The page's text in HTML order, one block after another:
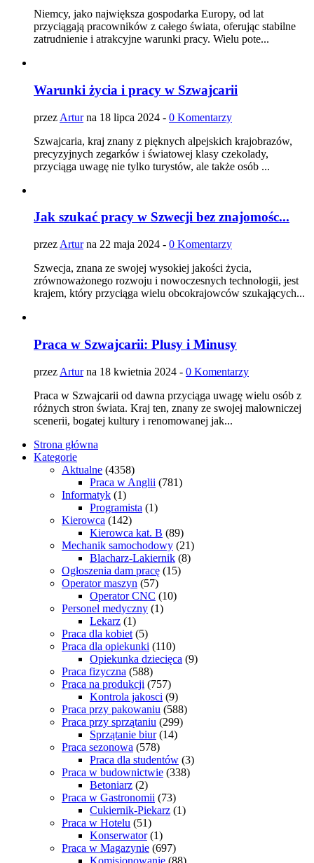
Niemcy, jako największa gospodarka Europy, od lat
przyciągają pracowników z całego świata, oferując stabilne
zatrudnienie i atrakcyjne warunki pracy. Wielu pote...
Warunki życia i pracy w Szwajcarii
przez Arturna 18 lipca 2024 - 0 Komentarzy
Szwajcaria, kraj znany z pięknych alpejskich krajobrazów,
precyzyjnych zegarków i światowej klasy czekolady,
przyciąga uwagę nie tylko turystów, ale także osób ...
Jak szukać pracy w Szwecji bez znajomośc...
przez Arturna 22 maja 2024 - 0 Komentarzy
Szwecja, znana ze swojej wysokiej jakości życia,
zrównoważonego rozwoju i nowoczesnych technologii, jest
krajem, który przyciąga wielu obcokrajowców szukających...
Praca w Szwajcarii: Plusy i Minusy
przez Arturna 18 kwietnia 2024 - 0 Komentarzy
Praca w Szwajcarii od dawna przyciąga uwagę wielu osób z
różnych stron świata. Kraj ten, znany ze swojej malowniczej
scenerii, bogatej kultury i renomowanej jak...
Strona główna
Kategorie
Aktualne (4358)
Praca w Anglii (781)
Informatyk (1)
Programista (1)
Kierowca (142)
Kierowca kat. B (89)
Mechanik samochodowy (21)
Blacharz-Lakiernik (8)
Ogłoszenia dam pracę (15)
Operator maszyn (57)
Operator CNC (10)
Personel medyczny (1)
Lekarz (1)
Praca dla kobiet (5)
Praca dla opiekunki (110)
Opiekunka dziecięca (9)
Praca fizyczna (588)
Praca na produkcji (757)
Kontrola jakosci (9)
Praca przy pakowaniu (588)
Praca przy sprzątaniu (299)
Sprzątanie biur (14)
Praca sezonowa (578)
Praca dla studentów (3)
Praca w budownictwie (338)
Betoniarz (2)
Praca w Gastronomii (73)
Cukiernik-Piekarz (1)
Praca w Hotelu (51)
Konserwator (1)
Praca w Magazynie (697)
Komisjonowanie (88)